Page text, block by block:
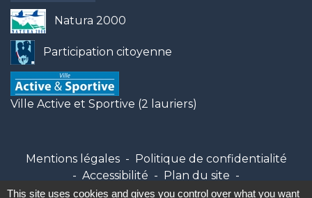
Natura 2000
Participation citoyenne
Ville Active et Sportive (2 lauriers)
Mentions légales - Politique de confidentialité
- Accessibilité - Plan du site -
Gestion des cookies
This site uses cookies and gives you control over what you want